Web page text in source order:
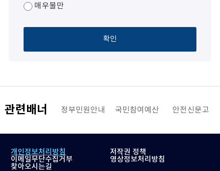
매우불만
확인
관련배너
해양수산부 정부민원안내 국민참여예산 안전신문고
개인정보처리방침
저작권 정책
이메일무단수집거부
영상정보처리방침
찾아오시는길